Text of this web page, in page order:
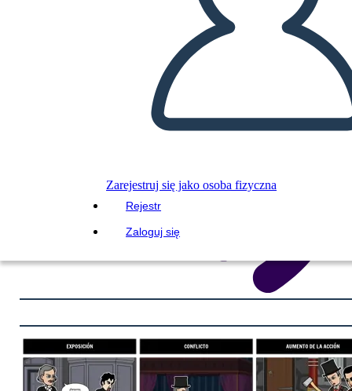
Zarejestruj się jako osoba fizyczna
Rejestr
Zaloguj się